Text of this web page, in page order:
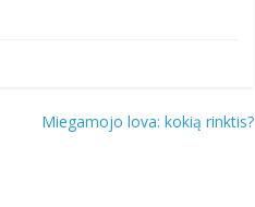
Miegamojo lova: kokią rinktis?